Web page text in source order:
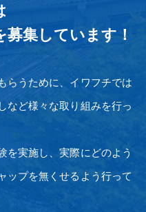
集しています！
らうために、イワフチでは
など様々な取り組みを行っ
を実施し、実際にどのよう
ップを無くせるよう行って